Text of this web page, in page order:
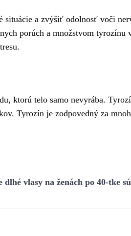
situácie a zvýšiť odolnosť voči
porúch a množstvom tyrozínu
ktorú telo samo nevyrába.
Tyrozín je zodpovedný za
vlasy na ženách po 40-tke